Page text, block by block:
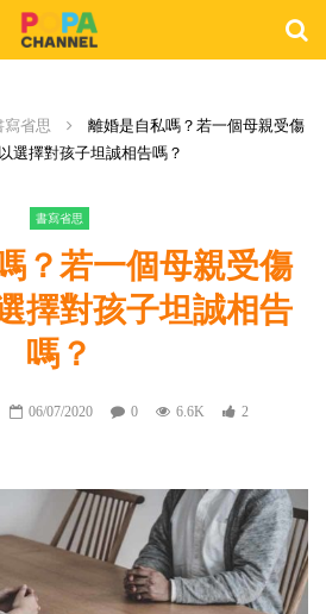
寫省思
離婚是自私嗎？若一個母親受傷
選擇對孩子坦誠相告嗎？
書寫省思
？若一個母親受傷
擇對孩子坦誠相告
嗎？
06/07/2020 0 6.6K 2